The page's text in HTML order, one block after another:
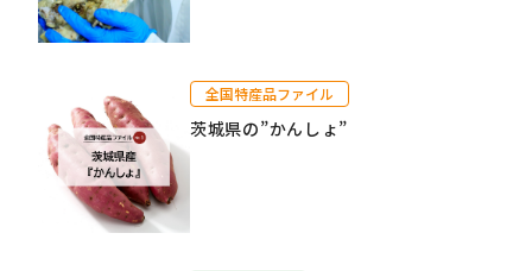
全国特産品ファイル
茨城県の”かんしょ”